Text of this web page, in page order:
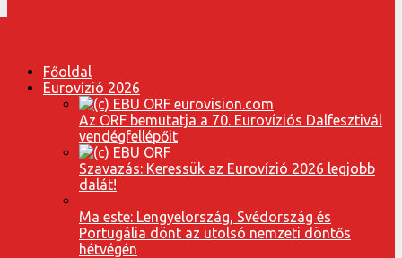
Főoldal
Eurovízió 2026
Az ORF bemutatja a 70. Eurovíziós Dalfesztivál
vendégfellépőit
Szavazás: Keressük az Eurovízió 2026 legjobb
dalát!
Ma este: Lengyelország, Svédország és
Portugália dönt az utolsó nemzeti döntős
hétvégén